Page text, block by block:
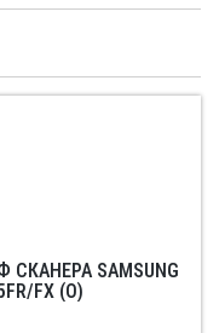
СКАНЕРА SAMSUNG
FX (О)